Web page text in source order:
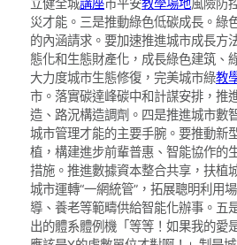
災才能。三是推動綠色低碳成長。綠
的內涵請求。要加速推進城市成長方
態化和生態財產化，成長綠色建筑、
大力度城市生態修復，完美城市綠教
市。落實碳達峰碳中和計謀安排，推
造、路況構造調劑。四是推進城市數
城市管理才能的主要手腕。要推動新
植，構建進步前輩普惠、智能協作的
措施。推進數據資本整合共享，扶植
城市運轉“一網統管”，拓展聰明利用
導、養老等範疇供給智能化辦事。五
出的體系體例機「等等！如果我的愛